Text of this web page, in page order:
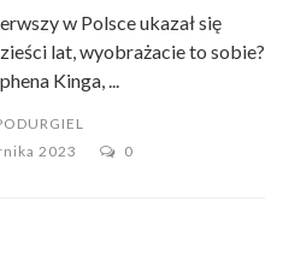
w Polsce ukazał się
lat, wyobrażacie to sobie?
Kinga, ...
2023
0